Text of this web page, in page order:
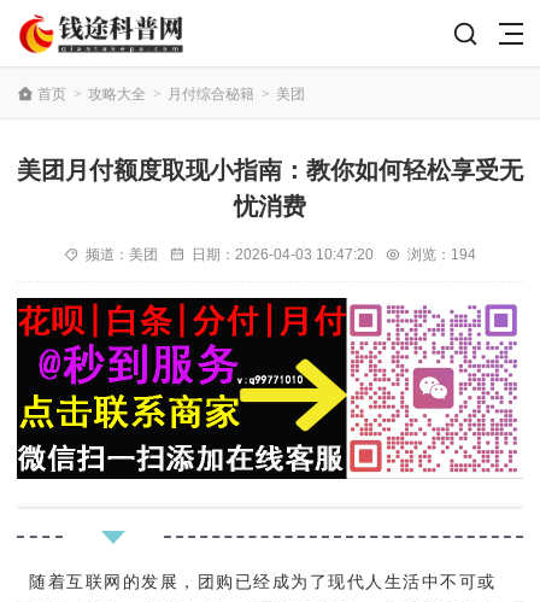
首页 > 攻略大全 > 月付综合秘籍 > 美团
美团月付额度取现小指南：教你如何轻松享受无
忧消费
频道： 美团 日期： 2026-04-03 10:47:20 浏览：194
随着互联网的发展，团购已经成为了现代人生活中不可或